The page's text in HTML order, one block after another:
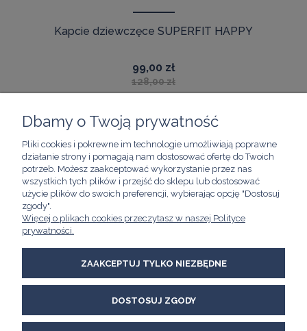
Kapcie dziewczęce SUPERFIT HAPPY
99,00 zł
128,00 zł
ZAKUPY
POMOC
Kawimet W. Bunia i Spółka, Spółka Jawna
01-230 Warszawa
Dbamy o Twoją prywatność
Pliki cookies i pokrewne im technologie umożliwiają poprawne
działanie strony i pomagają nam dostosować ofertę do Twoich
potrzeb. Możesz zaakceptować wykorzystanie przez nas
wszystkich tych plików i przejść do sklepu lub dostosować
użycie plików do swoich preferencji, wybierając opcję "Dostosuj
zgody".
Więcej o plikach cookies przeczytasz w naszej Polityce
prywatności.
ZAAKCEPTUJ TYLKO NIEZBĘDNE
DOSTOSUJ ZGODY